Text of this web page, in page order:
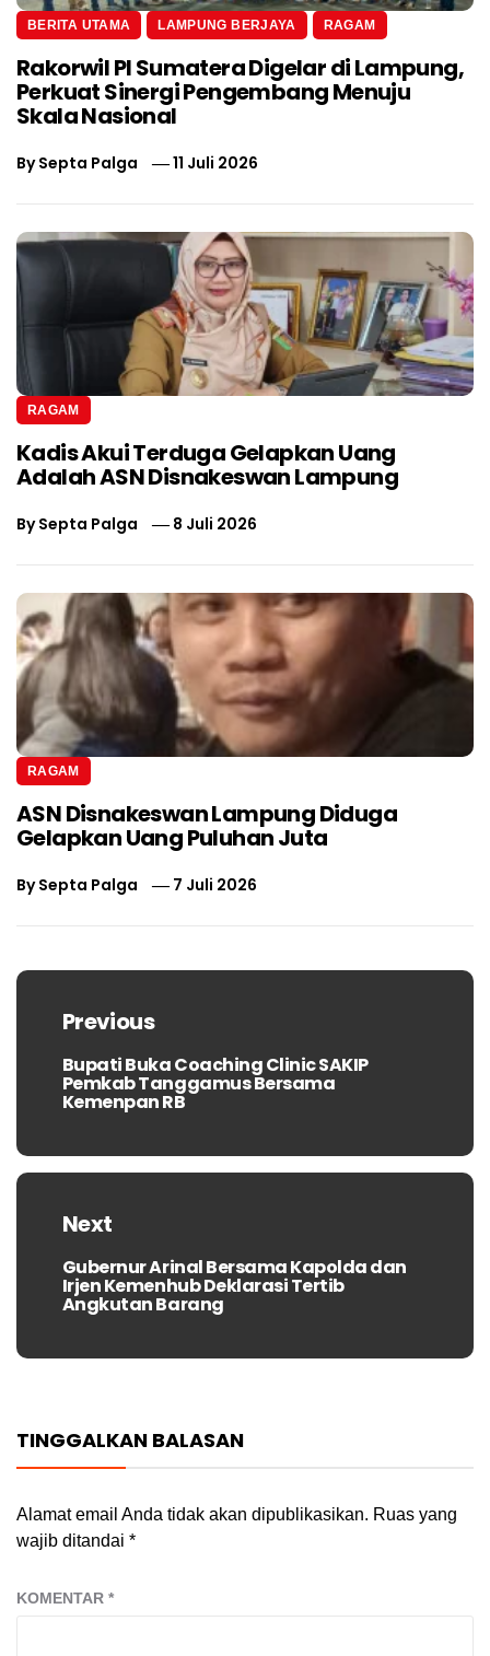
BERITA UTAMA LAMPUNG BERJAYA RAGAM
Rakorwil PI Sumatera Digelar di Lampung,
Perkuat Sinergi Pengembang Menuju
Skala Nasional
BySepta Palga 11 Juli 2026
RAGAM
Kadis Akui Terduga Gelapkan Uang
Adalah ASN Disnakeswan Lampung
BySepta Palga 8 Juli 2026
RAGAM
ASN Disnakeswan Lampung Diduga
Gelapkan Uang Puluhan Juta
BySepta Palga 7 Juli 2026
Navigasi
posPrevious
Previous
post:
Bupati Buka Coaching Clinic SAKIP
Pemkab Tanggamus Bersama
Kemenpan RB
Next
Next
post:
Gubernur Arinal Bersama Kapolda dan
Irjen Kemenhub Deklarasi Tertib
Angkutan Barang
TINGGALKAN BALASAN
Alamat email Anda tidak akan dipublikasikan. Ruas yang
wajib ditandai *
KOMENTAR *